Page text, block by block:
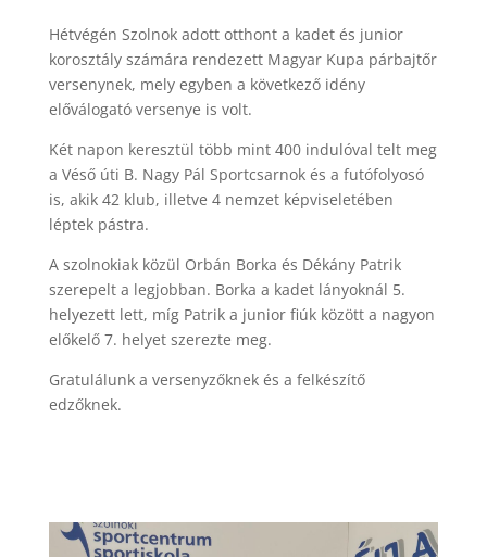
Hétvégén Szolnok adott otthont a kadet és junior
korosztály számára rendezett Magyar Kupa párbajtőr
versenynek, mely egyben a következő idény
előválogató versenye is volt.
Két napon keresztül több mint 400 indulóval telt meg
a Véső úti B. Nagy Pál Sportcsarnok és a futófolyosó
is, akik 42 klub, illetve 4 nemzet képviseletében
léptek pástra.
A szolnokiak közül Orbán Borka és Dékány Patrik
szerepelt a legjobban. Borka a kadet lányoknál 5.
helyezett lett, míg Patrik a junior fiúk között a nagyon
előkelő 7. helyet szerezte meg.
Gratulálunk a versenyzőknek és a felkészítő
edzőknek.